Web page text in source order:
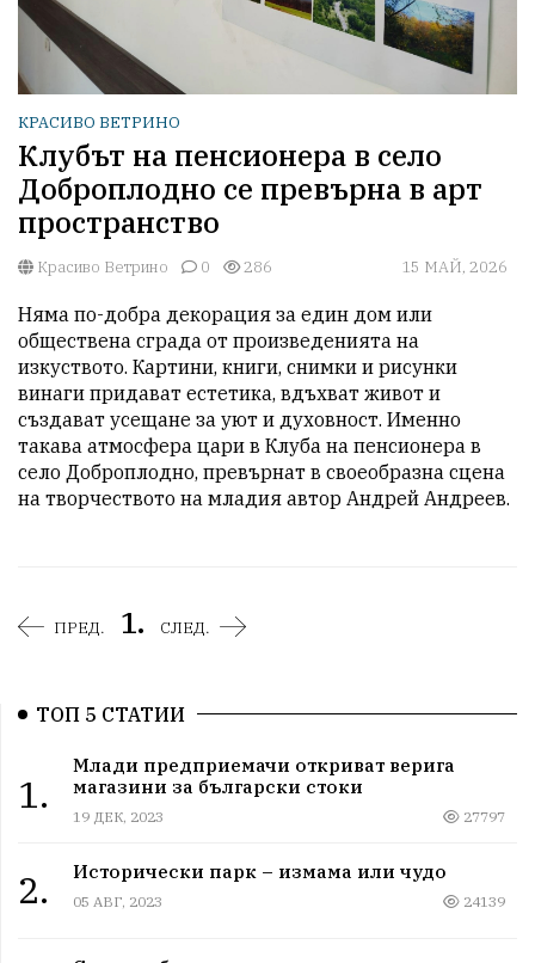
КРАСИВО ВЕТРИНО
Клубът на пенсионера в село
Доброплодно се превърна в арт
пространство
Красиво Ветрино 0 286 15 МАЙ, 2026
Няма по-добра декорация за един дом или
обществена сграда от произведенията на
изкуството. Картини, книги, снимки и рисунки
винаги придават естетика, вдъхват живот и
създават усещане за уют и духовност. Именно
такава атмосфера цари в Клуба на пенсионера в
село Доброплодно, превърнат в своеобразна сцена
на творчеството на младия автор Андрей Андреев.
ПРЕД. 1. СЛЕД.
ТОП 5 СТАТИИ
1.
Млади предприемачи откриват верига
магазини за български стоки
19 ДЕК, 2023 27797
2. Исторически парк – измама или чудо
05 АВГ, 2023 24139